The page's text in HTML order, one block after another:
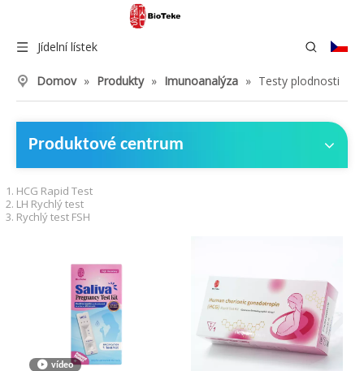
Jídelní lístek
Domov » Produkty » Imunoanalýza » Testy plodnosti
Produktové centrum
HCG Rapid Test
LH Rychlý test
Rychlý test FSH
vídeo